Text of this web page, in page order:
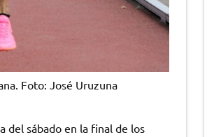
Foto: José Uruzuna
del sábado en la final de los